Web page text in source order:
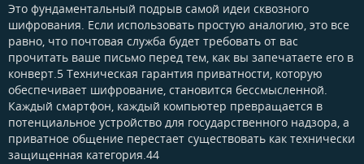
Это фундаментальный подрыв самой идеи сквозного
шифрования. Если использовать простую аналогию, это все
равно, что почтовая служба будет требовать от вас
прочитать ваше письмо перед тем, как вы запечатаете его в
конверт.5 Техническая гарантия приватности, которую
обеспечивает шифрование, становится бессмысленной.
Каждый смартфон, каждый компьютер превращается в
потенциальное устройство для государственного надзора, а
приватное общение перестает существовать как технически
защищенная категория.44